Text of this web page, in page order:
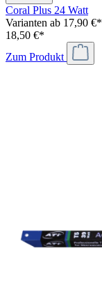
Coral Plus 24 Watt
Varianten ab 17,90 €*
18,50 €*
Zum Produkt